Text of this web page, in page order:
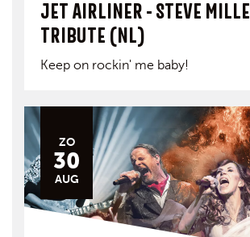
JET AIRLINER - STEVE
TRIBUTE (NL)
Keep on rockin' me baby!
ZO
30
AUG